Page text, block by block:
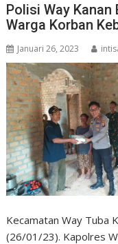
Polisi Way Kanan
Warga Korban
Januari 26, 2023
Kecamatan Way Tuba
(26/01/23). Kapolres